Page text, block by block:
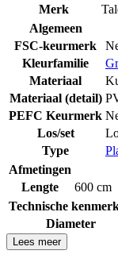
Merk
Algemeen
FSC-keurmerk
Kleurfamilie
Materiaal
Materiaal (detail)
PEFC Keurmerk
Los/set
Type
Afmetingen
Lengte
600 cm
Technische
Diameter
Lees meer